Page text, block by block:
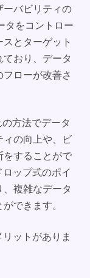
ーバビリティの
タをコントロー
とターゲット
おり、データ
ローが改善さ
の方法でデータ
ィの向上や、ビ
をすることがで
ップ式のポイ
複雑なデータ
できます。
ットがありま